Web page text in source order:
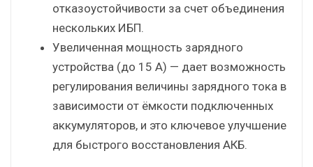
отказоустойчивости за счет объединения
нескольких ИБП.
Увеличенная мощность зарядного
устройства (до 15 А) — дает возможность
регулирования величины зарядного тока в
зависимости от ёмкости подключенных
аккумуляторов, и это ключевое улучшение
для быстрого восстановления АКБ.